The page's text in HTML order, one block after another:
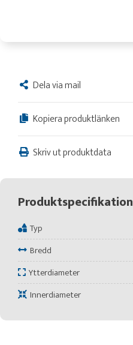
Dela via mail
Kopiera produktlänken
Skriv ut produktdata
Produktspecifikation
Typ
Bredd
Ytterdiameter
Innerdiameter